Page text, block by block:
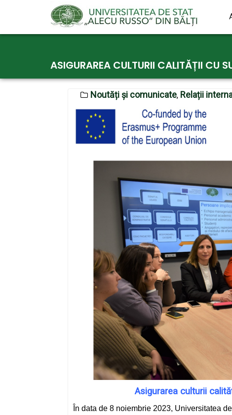
ASIGURAREA CULTURII CALITĂȚII CU
Noutăți și comunicate, Relații
Asigurarea culturii
În data de 8 noiembrie 2023, Universitatea